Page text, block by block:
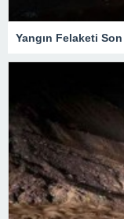
Yangın Felaketi